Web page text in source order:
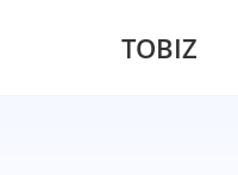
TOBIZ